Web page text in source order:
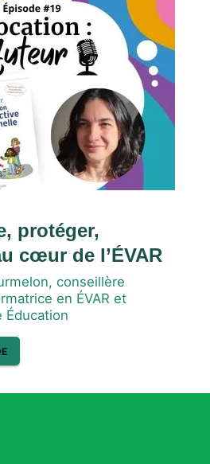
protéger,
cœur de l’ÉVAR
conseillère
en ÉVAR et
Éducation